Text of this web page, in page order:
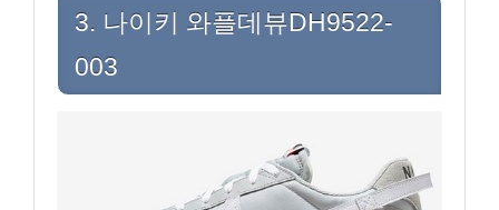
3. 나이키 와플데뷰DH9522-
003